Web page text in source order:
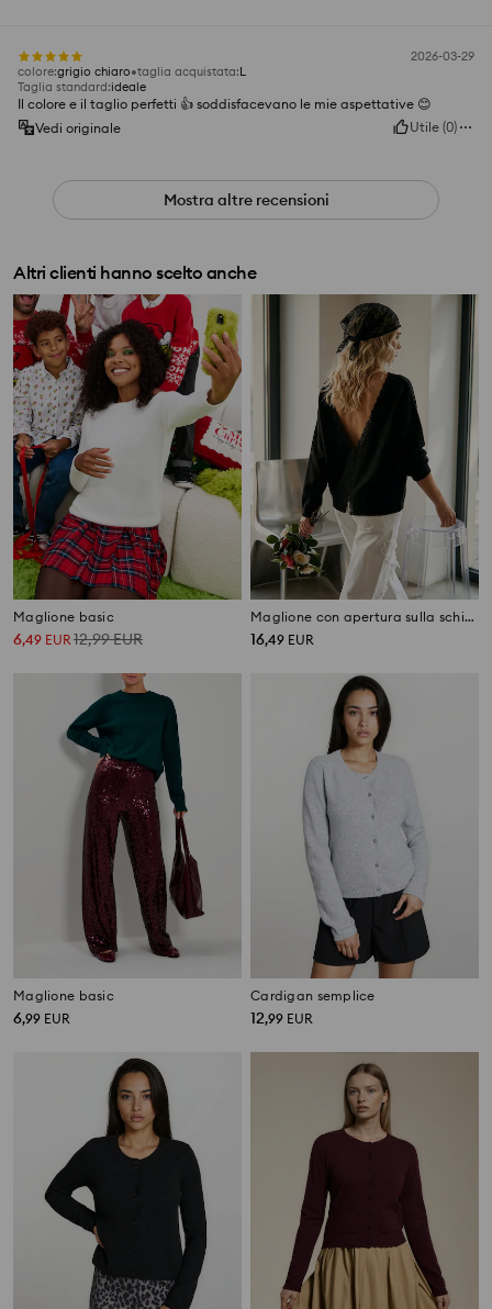
2026-03-29
colore:grigio chiaro taglia acquistata:L
Taglia standard:ideale
Il colore e il taglio perfetti 👍 soddisfacevano le mie aspettative 😊
Vedi originale
Utile (0)
Mostra altre recensioni
Altri clienti hanno scelto anche
Maglione basic
6,49 EUR12,99EUR
Maglione con apertura sulla schiena e finitura in pizzo
16,49 EUR
Maglione basic
6,99 EUR
Cardigan semplice
12,99 EUR